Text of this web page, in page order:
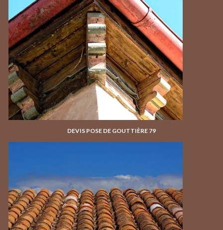
DEVIS POSE DE GOUTTIÈRE 79